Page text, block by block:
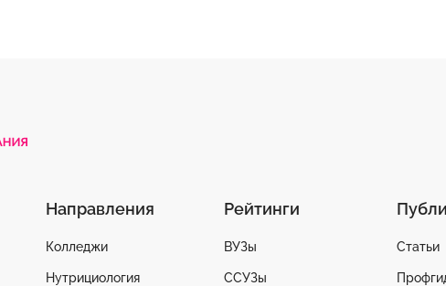
Направления
Колледжи
Нутрициология
Рейтинги
ВУЗы
ССУЗы
Статьи